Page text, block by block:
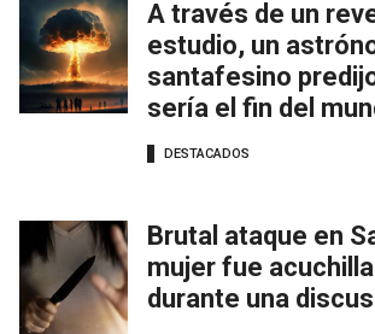
A través de un
estudio, un
santafesino
sería el fin del
DESTACADOS
Brutal ataque en
mujer fue
durante una